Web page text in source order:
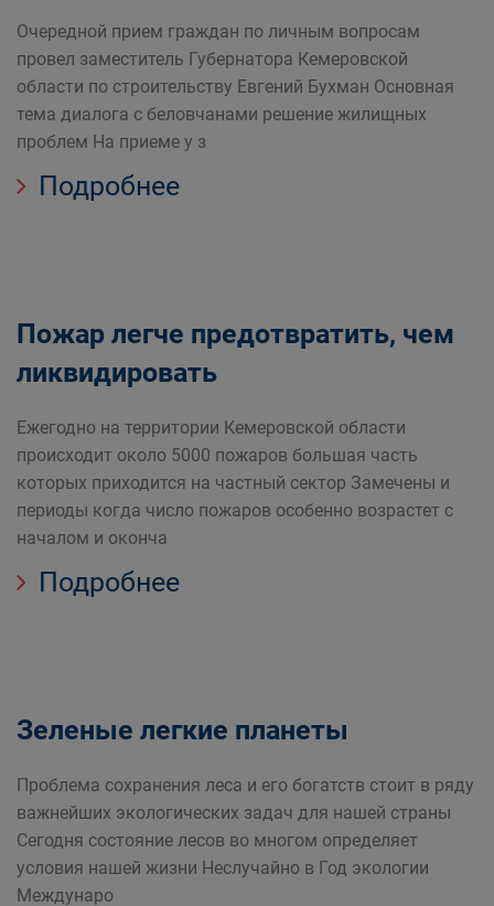
Очередной прием граждан по личным вопросам
провел заместитель Губернатора Кемеровской
области по строительству Евгений Бухман Основная
тема диалога с беловчанами решение жилищных
проблем На приеме у з
Подробнее
Пожар легче предотвратить, чем
ликвидировать
Ежегодно на территории Кемеровской области
происходит около 5000 пожаров большая часть
которых приходится на частный сектор Замечены и
периоды когда число пожаров особенно возрастет с
началом и оконча
Подробнее
Зеленые легкие планеты
Проблема сохранения леса и его богатств стоит в ряду
важнейших экологических задач для нашей страны
Сегодня состояние лесов во многом определяет
условия нашей жизни Неслучайно в Год экологии
Междунаро